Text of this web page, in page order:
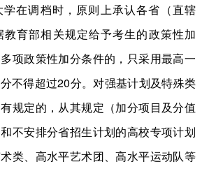
在调档时，原则上承认各省（直辖
育部相关规定给予考生的政策性加
项政策性加分条件的，只采用最高一
不得超过20分。对强基计划及特殊类
规定的，从其规定（加分项目及分值
不安排分省招生计划的高校专项计划
术类、高水平艺术团、高水平运动队等